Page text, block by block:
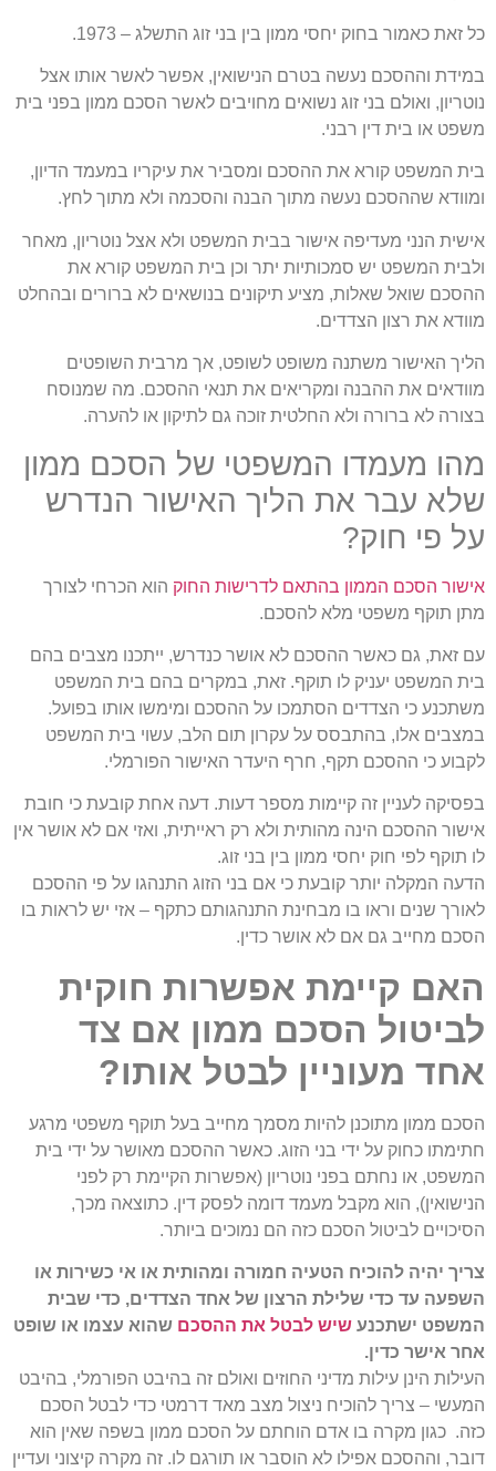
כל זאת כאמור בחוק יחסי ממון בין בני זוג התשלג – 1973.
במידת וההסכם נעשה בטרם הנישואין, אפשר לאשר אותו אצל
נוטריון, ואולם בני זוג נשואים מחויבים לאשר הסכם ממון בפני בית
משפט או בית דין רבני.
בית המשפט קורא את ההסכם ומסביר את עיקריו במעמד הדיון,
ומוודא שההסכם נעשה מתוך הבנה והסכמה ולא מתוך לחץ.
אישית הנני מעדיפה אישור בבית המשפט ולא אצל נוטריון, מאחר
ולבית המשפט יש סמכותיות יתר וכן בית המשפט קורא את
ההסכם שואל שאלות, מציע תיקונים בנושאים לא ברורים ובהחלט
מוודא את רצון הצדדים.
הליך האישור משתנה משופט לשופט, אך מרבית השופטים
מוודאים את ההבנה ומקריאים את תנאי ההסכם. מה שמנוסח
בצורה לא ברורה ולא החלטית זוכה גם לתיקון או להערה.
מהו מעמדו המשפטי של הסכם ממון
שלא עבר את הליך האישור הנדרש
על פי חוק?
אישור הסכם הממון בהתאם לדרישות החוק הוא הכרחי לצורך
מתן תוקף משפטי מלא להסכם.
עם זאת, גם כאשר ההסכם לא אושר כנדרש, ייתכנו מצבים בהם
בית המשפט יעניק לו תוקף. זאת, במקרים בהם בית המשפט
משתכנע כי הצדדים הסתמכו על ההסכם ומימשו אותו בפועל.
במצבים אלו, בהתבסס על עקרון תום הלב, עשוי בית המשפט
לקבוע כי ההסכם תקף, חרף היעדר האישור הפורמלי.
בפסיקה לעניין זה קיימות מספר דעות. דעה אחת קובעת כי חובת
אישור ההסכם הינה מהותית ולא רק ראייתית, ואזי אם לא אושר אין
לו תוקף לפי חוק יחסי ממון בין בני זוג.
הדעה המקלה יותר קובעת כי אם בני הזוג התנהגו על פי ההסכם
לאורך שנים וראו בו מבחינת התנהגותם כתקף – אזי יש לראות בו
הסכם מחייב גם אם לא אושר כדין.
האם קיימת אפשרות חוקית
לביטול הסכם ממון אם צד
אחד מעוניין לבטל אותו?
הסכם ממון מתוכנן להיות מסמך מחייב בעל תוקף משפטי מרגע
חתימתו כחוק על ידי בני הזוג. כאשר ההסכם מאושר על ידי בית
המשפט, או נחתם בפני נוטריון (אפשרות הקיימת רק לפני
הנישואין), הוא מקבל מעמד דומה לפסק דין. כתוצאה מכך,
הסיכויים לביטול הסכם כזה הם נמוכים ביותר.
צריך יהיה להוכיח הטעיה חמורה ומהותית או אי כשירות או
השפעה עד כדי שלילת הרצון של אחד הצדדים, כדי שבית
המשפט ישתכנע שיש לבטל את ההסכם שהוא עצמו או שופט
אחר אישר כדין.
העילות הינן עילות מדיני החוזים ואולם זה בהיבט הפורמלי, בהיבט
המעשי – צריך להוכיח ניצול מצב מאד דרמטי כדי לבטל הסכם
כזה. כגון מקרה בו אדם הוחתם על הסכם ממון בשפה שאין הוא
דובר, וההסכם אפילו לא הוסבר או תורגם לו. זה מקרה קיצוני ועדיין